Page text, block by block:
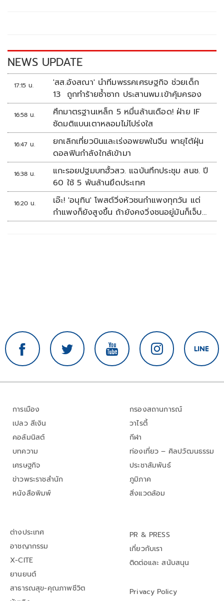
k k
NEWS UPDATE
17:15 น.
'สส.อังสณา' นำทีมพรรคเศรษฐกิจ ช่วยเด็ก
13 ถูกทำร้ายซ้ำซาก ประสานพม.เข้าคุ้มครอง
16:58 น.
ศึกมาตรฐานเหล็ก 5 หมื่นล้านเดือด! ฝ่าย IF
ซัดมติแบนเตาหลอมไม่โปร่งใส
16:47 น.
ยกเลิกเที่ยวบินและเร่งอพยพในจีน พายุไต้ฝุ่น
ดอลฟินกำลังใกล้เข้ามา
16:38 น.
แกะรอยปฐมบทฮั้วสว. แฉบันทึกประชุม สนช. ปี
60 ใช้ 5 พันล้านยึดประเทศ
16:20 น.
เอ๊ะ! 'อนุทิน' โพสต์วิ่งหัวชนกำแพงทุกวัน แต่
กำแพงก็ยังสูงขึ้น ถ้ายังคงวิ่งชนอยู่มันก็เจ็บ
หัวอีก
การเมือง
เปลว สีเงิน
คอลัมนิสต์
บทความ
เศรษฐกิจ
ข่าวพระราชสำนัก
หนังสือพิมพ์
กรองสถานการณ์
วาไรตี้
กีฬา
ท่องเที่ยว – ศิลปวัฒนธรรม
ประชาสัมพันธ์
ภูมิภาค
สิ่งแวดล้อม
ต่างประเทศ
อาชญากรรม
X-CITE
ยานยนต์
สาธารณสุข-คุณภาพชีวิต
PR & PRESS
เกี่ยวกับเรา
ติดต่อและ สนับสนุน
Privacy Policy